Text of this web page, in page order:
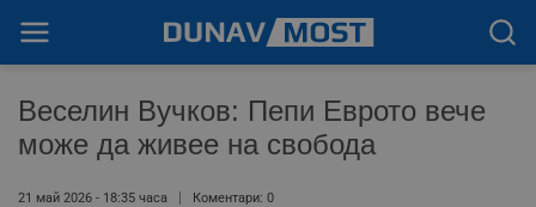
Веселин Вучков: Пепи Еврото вече
може да живее на свобода
21 май 2026 - 18:35 часа Коментари: 0